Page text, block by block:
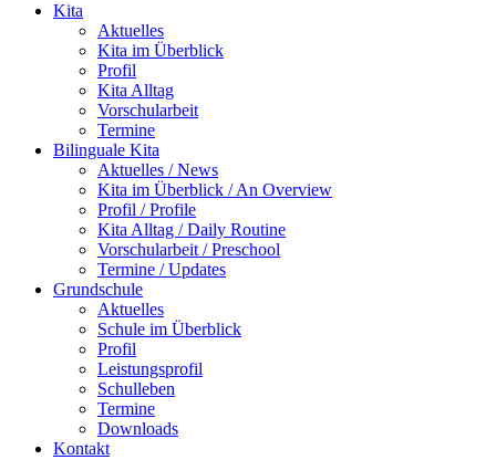
Kita
Aktuelles
Kita im Überblick
Profil
Kita Alltag
Vorschularbeit
Termine
Bilinguale Kita
Aktuelles / News
Kita im Überblick / An Overview
Profil / Profile
Kita Alltag / Daily Routine
Vorschularbeit / Preschool
Termine / Updates
Grundschule
Aktuelles
Schule im Überblick
Profil
Leistungsprofil
Schulleben
Termine
Downloads
Kontakt